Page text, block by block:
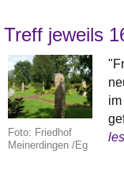
Treff jeweils
Foto: Friedhof
Meinerdingen /Eg